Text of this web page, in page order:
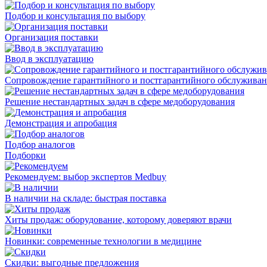
Подбор и консультация по выбору
Организация поставки
Ввод в эксплуатацию
Сопровождение гарантийного и постгарантийного
Решение нестандартных задач в сфере медоборудования
Демонстрация и апробация
Подбор аналогов
Подборки
Рекомендуем: выбор экспертов Medbuy
В наличии на складе: быстрая поставка
Хиты продаж: оборудование, которому доверяют врачи
Новинки: современные технологии в медицине
Скидки: выгодные предложения